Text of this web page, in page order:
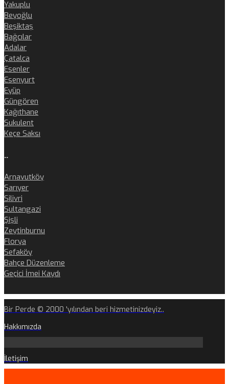
Yakuplu
Beyoğlu
Beşiktaş
Bağcılar
Adalar
Çatalca
Esenler
Esenyurt
Eyüp
Güngören
Kağıthane
Sukulent
Keçe Saksı
..
Arnavutköy
Sarıyer
Silivri
Sultangazi
Şişli
Zeytinburnu
Florya
Sefaköy
Bahçe Düzenleme
Geçici İmei Kaydı
Bir Perde © 2000 'yılından beri hizmetinizdeyiz..
Hakkımızda
İletişim